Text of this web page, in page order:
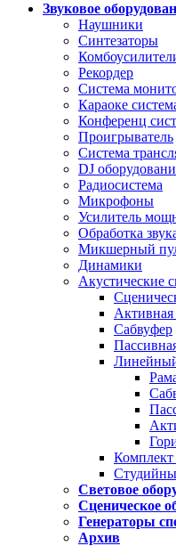
Звуковое
Наушники
Синтезаторы
Рекордер
Система
Караоке
Конференц
Проигрыватель
Система
DJ
Радиосистема
Микрофоны
Усилитель
Обработка
Микшерный
Динамики
Акустические
Активная
Сабвуфер
Комплект
Световое
Сценическое
Генераторы
Архив